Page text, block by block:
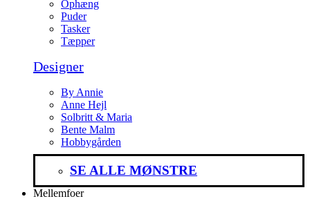
Ophæng
Puder
Tasker
Tæpper
Designer
By Annie
Anne Hejl
Solbritt & Maria
Bente Malm
Hobbygården
SE ALLE MØNSTRE
Mellemfoer